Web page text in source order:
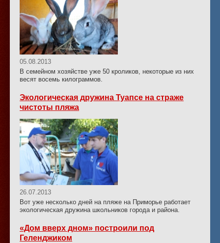
05.08.2013
В семейном хозяйстве уже 50 кроликов, некоторые из них
весят восемь килограммов.
Экологическая дружина Туапсе на страже
чистоты пляжа
26.07.2013
Вот уже несколько дней на пляже на Приморье работает
экологическая дружина школьников города и района.
«Дом вверх дном» построили под
Геленджиком